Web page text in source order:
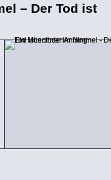
– Der Tod ist